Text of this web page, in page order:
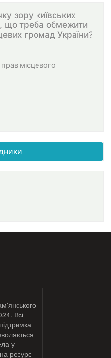
зору київських
що треба обмежити
громад України?
місцевого
Всі
у
ресурс